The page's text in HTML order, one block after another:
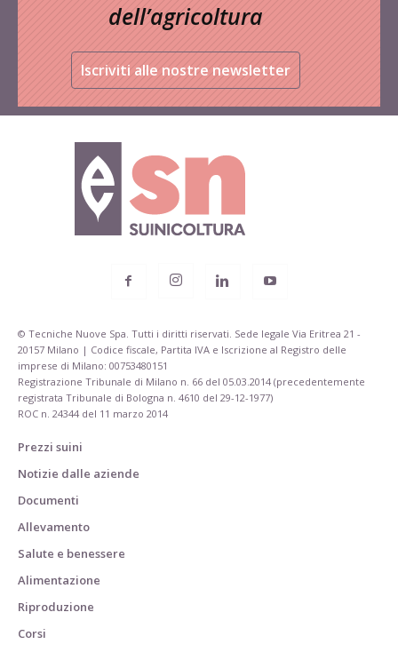
dell’agricoltura
Iscriviti alle nostre newsletter
© Tecniche Nuove Spa. Tutti i diritti riservati. Sede legale Via Eritrea 21 -
20157 Milano | Codice fiscale, Partita IVA e Iscrizione al Registro delle
imprese di Milano: 00753480151
Registrazione Tribunale di Milano n. 66 del 05.03.2014 (precedentemente
registrata Tribunale di Bologna n. 4610 del 29-12-1977)
ROC n. 24344 del 11 marzo 2014
Prezzi suini
Notizie dalle aziende
Documenti
Allevamento
Salute e benessere
Alimentazione
Riproduzione
Corsi